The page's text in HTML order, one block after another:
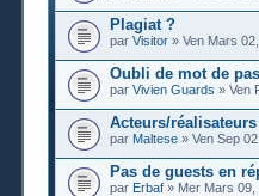
Plagiat ?
par Visitor » Ven Mars
Oubli de mot de
par Vivien Guards » Ven
Acteurs/
par Maltese » Ven Sep
Pas de guests en
par Erbaf » Mer Mars 09,